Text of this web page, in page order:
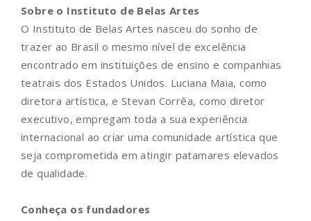
Sobre o Instituto de Belas Artes
O Instituto de Belas Artes nasceu do sonho de
trazer ao Brasil o mesmo nível de excelência
encontrado em instituições de ensino e companhias
teatrais dos Estados Unidos. Luciana Maia, como
diretora artística, e Stevan Corrêa, como diretor
executivo, empregam toda a sua experiência
internacional ao criar uma comunidade artística que
seja comprometida em atingir patamares elevados
de qualidade.
Conheça os fundadores